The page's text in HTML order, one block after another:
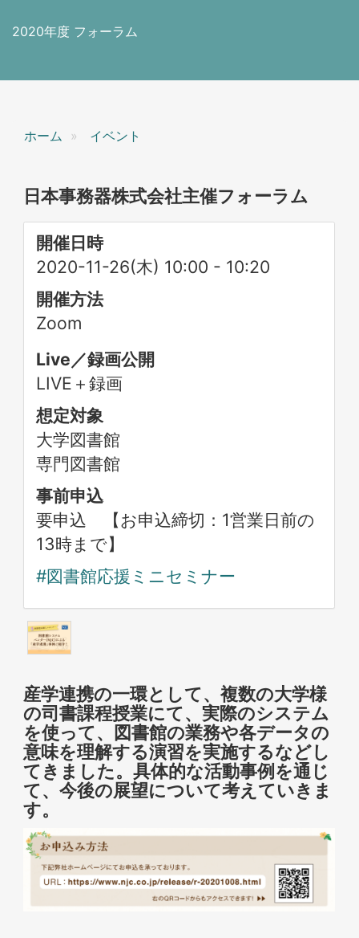
2020年度 フォーラム
ホーム イベント
日本事務器株式会社主催フォーラム
開催日時
2020-11-26(木) 10:00 - 10:20
開催方法
Zoom
Live／録画公開
LIVE＋録画
想定対象
大学図書館
専門図書館
事前申込
要申込 【お申込締切：1営業日前の
13時まで】
#図書館応援ミニセミナー
産学連携の一環として、複数の大学様
の司書課程授業にて、実際のシステム
を使って、図書館の業務や各データの
意味を理解する演習を実施するなどし
てきました。具体的な活動事例を通じ
て、今後の展望について考えていきま
す。